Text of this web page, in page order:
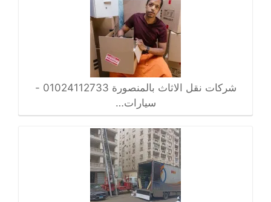
شركات نقل الاثاث بالمنصورة 01024112733 -
سيارات…